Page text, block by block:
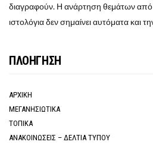
διαγραφούν. Η ανάρτηση θεμάτων από
ιστολόγια δεν σημαίνει αυτόματα και
ΠΛΟΗΓΗΣΗ
ΑΡΧΙΚΗ
ΜΕΓΑΝΗΣΙΩΤΙΚΑ
ΤΟΠΙΚΑ
ΑΝΑΚΟΙΝΩΣΕΙΣ – ΔΕΛΤΙΑ ΤΥΠΟΥ